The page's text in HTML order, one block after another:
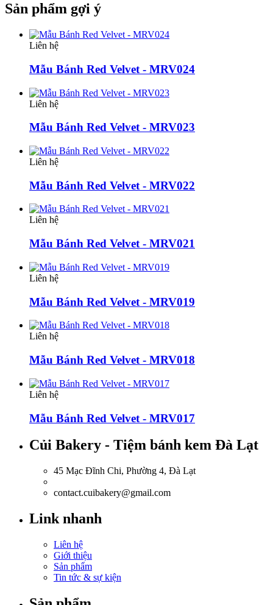
Sản phẩm gợi ý
Liên hệ
Mẫu Bánh Red Velvet - MRV024
Liên hệ
Mẫu Bánh Red Velvet - MRV023
Liên hệ
Mẫu Bánh Red Velvet - MRV022
Liên hệ
Mẫu Bánh Red Velvet - MRV021
Liên hệ
Mẫu Bánh Red Velvet - MRV019
Liên hệ
Mẫu Bánh Red Velvet - MRV018
Liên hệ
Mẫu Bánh Red Velvet - MRV017
Củi Bakery - Tiệm bánh kem Đà Lạt
45 Mạc Đĩnh Chi, Phường 4, Đà Lạt
contact.cuibakery@gmail.com
Link nhanh
Liên hệ
Giới thiệu
Sản phẩm
Tin tức & sự kiện